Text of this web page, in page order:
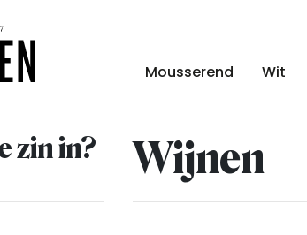
Mousserend Wit
zin in? Wijnen